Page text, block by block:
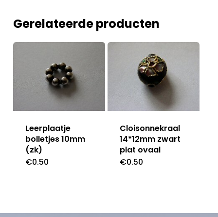
Gerelateerde producten
Leerplaatje
bolletjes 10mm
(zk)
€0.50
Cloisonnekraal
14*12mm zwart
plat ovaal
€0.50